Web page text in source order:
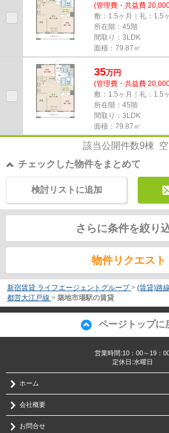
(管理費・共益費
敷：1.5ヶ月｜礼：1.5
所在階：45階
間取り：3LDK
面積：79.87㎡
35万円
(管理費・共益費
敷：1.5ヶ月｜礼：1.5
所在階：45階
間取り：3LDK
面積：79.87㎡
該当公開件数9棟
チェックした物件をまとめて
検討リストに追加
さらに条件を絞り
物件リクエスト
新宿賃貸 ライフエージェントグループ > (賃貸)路
都営大江戸線 > 築地市場駅の賃貸
ページトップに
営業時間:10：00～19：
定休日:水曜日
ホーム
会社概要
お問合せ